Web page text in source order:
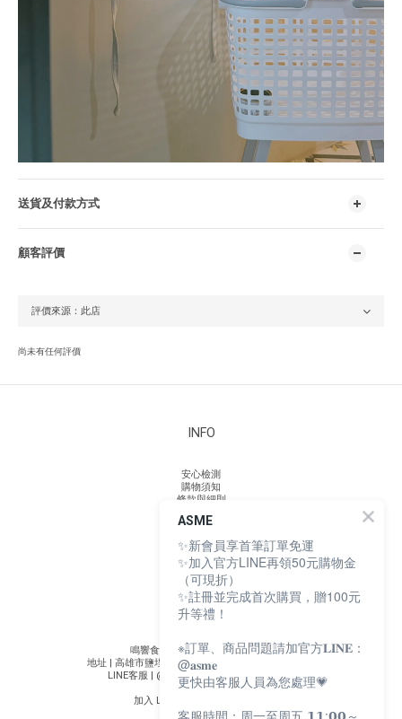
送貨及付款方式
顧客評價
尚未有任何評價
INFO
安心檢測
購物須知
條款與細則
個人資料保護法
165 防詐騙聲明
ASME
鳴響食有限公司 | 統編 90899357
地址 | 高雄市鹽埕區大義街 2-1 號駁二大義倉庫 C7-4
LINE客服 | @asme ( 一至五 11:00 - 17:30 )
加入 LINE 群獲得第一手消息！
ASME
✨新會員享首筆訂單免運
✨加入官方LINE再領50元購物金
（可現折）
✨註冊並完成首次購買，贈100元
升等禮！
※訂單、商品問題請加官方𝐋𝐈𝐍𝐄：
@𝐚𝐬𝐦𝐞
更快由客服人員為您處理💗
客服時間：周一至周五 𝟭𝟭:𝟬𝟬～